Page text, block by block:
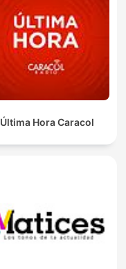
Última Hora Caracol